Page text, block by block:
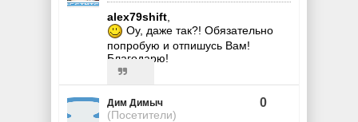
alex79shift
Оу, даже так?! Обязательно
попробую и отпишусь Вам!
Благодарю!
Дим Димыч
(Посетители)
0